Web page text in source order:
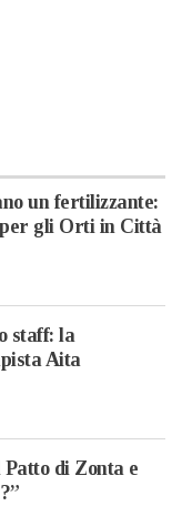
un fertilizzante:
per gli Orti in Città
staff: la
Aita
di Zonta e